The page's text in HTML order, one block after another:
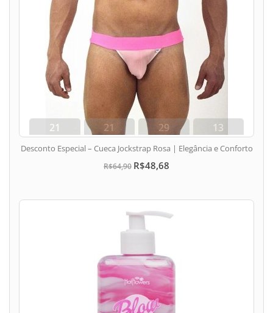
21
dias
21
hora
29
min
12
seg
Desconto Especial – Cueca Jockstrap Rosa | Elegância e Conforto
R$64,90 R$48,68